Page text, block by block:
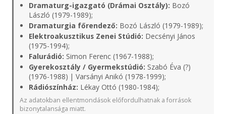
Dramaturg-igazgató (Drámai Osztály): Bozó
László (1979-1989);
Dramaturgia főrendező: Bozó László (1979-1989);
Elektroakusztikus Zenei Stúdió: Decsényi János
(1975-1994);
Falurádió: Simon Ferenc (1967-1988);
Gyerekosztály / Gyermekstúdió: Szabó Éva (?)
(1976-1988) | Varsányi Anikó (1978-1999);
Rádiószínház: Lékay Ottó (1980-1984);
Az adatokban ellentmondások előfordulhatnak a források
bizonytalansága miatt.